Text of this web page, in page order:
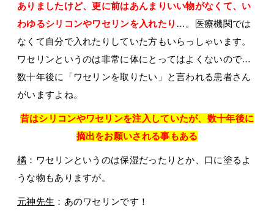
ありましたけど、更に前はあんまりいい物がなくて、い
わゆるシリコンやワセリンを入れたり …。医療機関では
なくて自分で入れたりしていた方もいらっしゃいます。
ワセリンというのは非常に体にとってはよくないので…
数十年後に「ワセリンを取りたい」と言われる患者さん
がいますよね。
昔はシリコンやワセリンを注入していたが、数十年後に
摘出をお願いされる事もある
橘 ：ワセリンというのは保湿だったりとか、口に塗るよ
うな物もありますが。
元神先生 ：あのワセリンです！